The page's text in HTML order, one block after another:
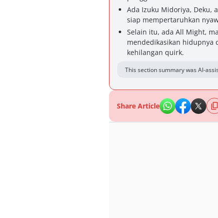
Ada Izuku Midoriya, Deku,
siap mempertaruhkan
Selain itu, ada All Might,
mendedikasikan hidupnya
kehilangan quirk.
This section summary was AI-
Share Article